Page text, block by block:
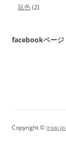
鼠色(2)
facebookページ
Copyright © iroai.jp